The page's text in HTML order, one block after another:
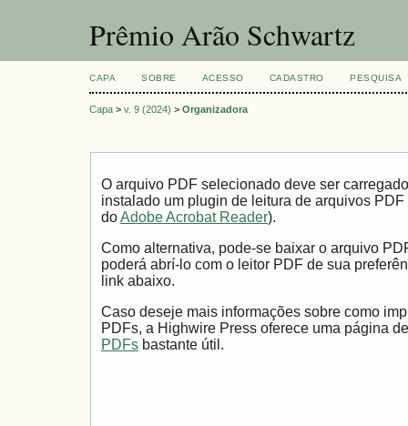
Prêmio Arão Schwartz
CAPA SOBRE ACESSO CADASTRO PESQUISA
Capa > v. 9 (2024) > Organizadora
O arquivo PDF selecionado deve ser
instalado um plugin de leitura de arquivos
doAdobe Acrobat Reader).
Como alternativa, pode-se baixar o arquivo
poderá abrí-lo com o leitor PDF de sua
link abaixo.
Caso deseje mais informações sobre como
PDFs, a Highwire Press oferece uma página
PDFs bastante útil.